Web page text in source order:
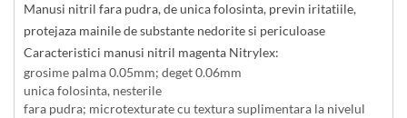
Manusi nitril fara pudra, de unica folosinta, previn iritatiile,
protejaza mainile de substante nedorite si periculoase
Caracteristici manusi nitril magenta Nitrylex:
grosime palma 0.05mm; deget 0.06mm
unica folosinta, nesterile
fara pudra; microtexturate cu textura suplimentara la nivelul